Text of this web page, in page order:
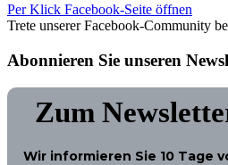
Per Klick Facebook-Seite öffnen
Trete unserer Facebook-Community
Abonnieren Sie unseren
Zum
Wir informieren Sie 10 Tage